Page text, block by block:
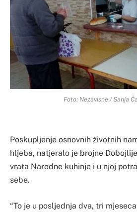
Foto: Nezavisne / Sanja
Poskupljenje osnovnih životnih
hljeba, natjeralo je brojne
vrata Narodne kuhinje i u njoj
sebe.
“To je u posljednja dva, tri